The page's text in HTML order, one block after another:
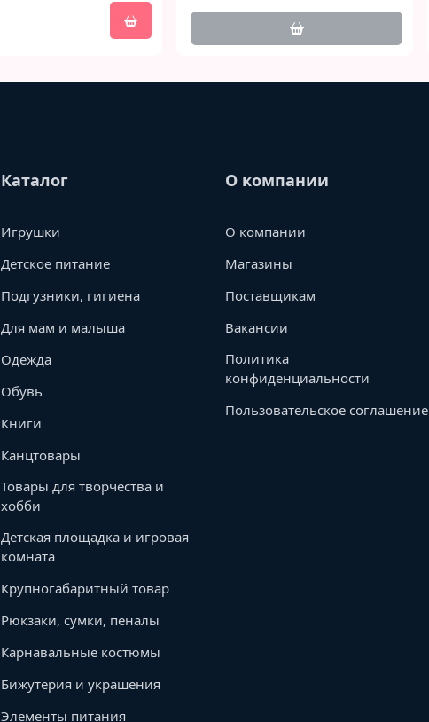
Каталог
Игрушки
Детское питание
Подгузники, гигиена
Для мам и малыша
Одежда
Обувь
Книги
Канцтовары
Товары для творчества и
хобби
Детская площадка и игровая
комната
Крупногабаритный товар
Рюкзаки, сумки, пеналы
Карнавальные костюмы
Бижутерия и украшения
Элементы питания
О компании
О компании
Магазины
Поставщикам
Вакансии
Политика
конфиденциальности
Пользовательское соглашение